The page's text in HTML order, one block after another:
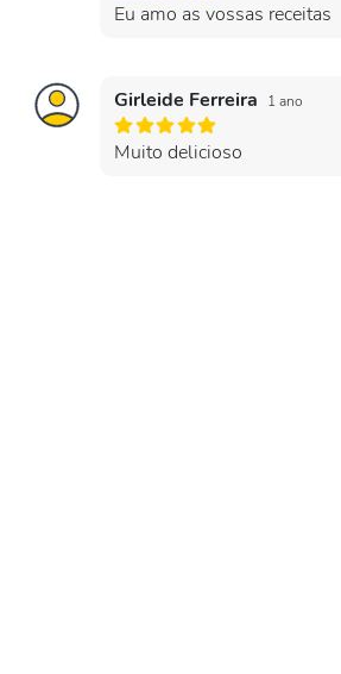
Eu amo as vossas receitas
Girleide Ferreira 1 ano
Muito delicioso